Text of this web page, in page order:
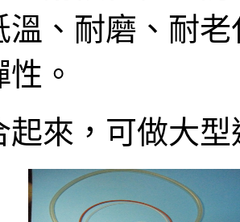
溫、耐磨、耐
。
起來，可做大